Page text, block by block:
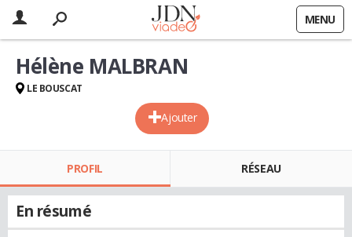
MENU
Ajouter
Hélène MALBRAN
LE BOUSCAT
PROFIL RÉSEAU
En résumé